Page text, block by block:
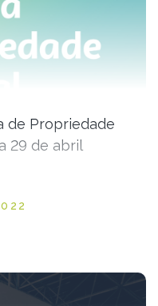
de Propriedade
29 de abril